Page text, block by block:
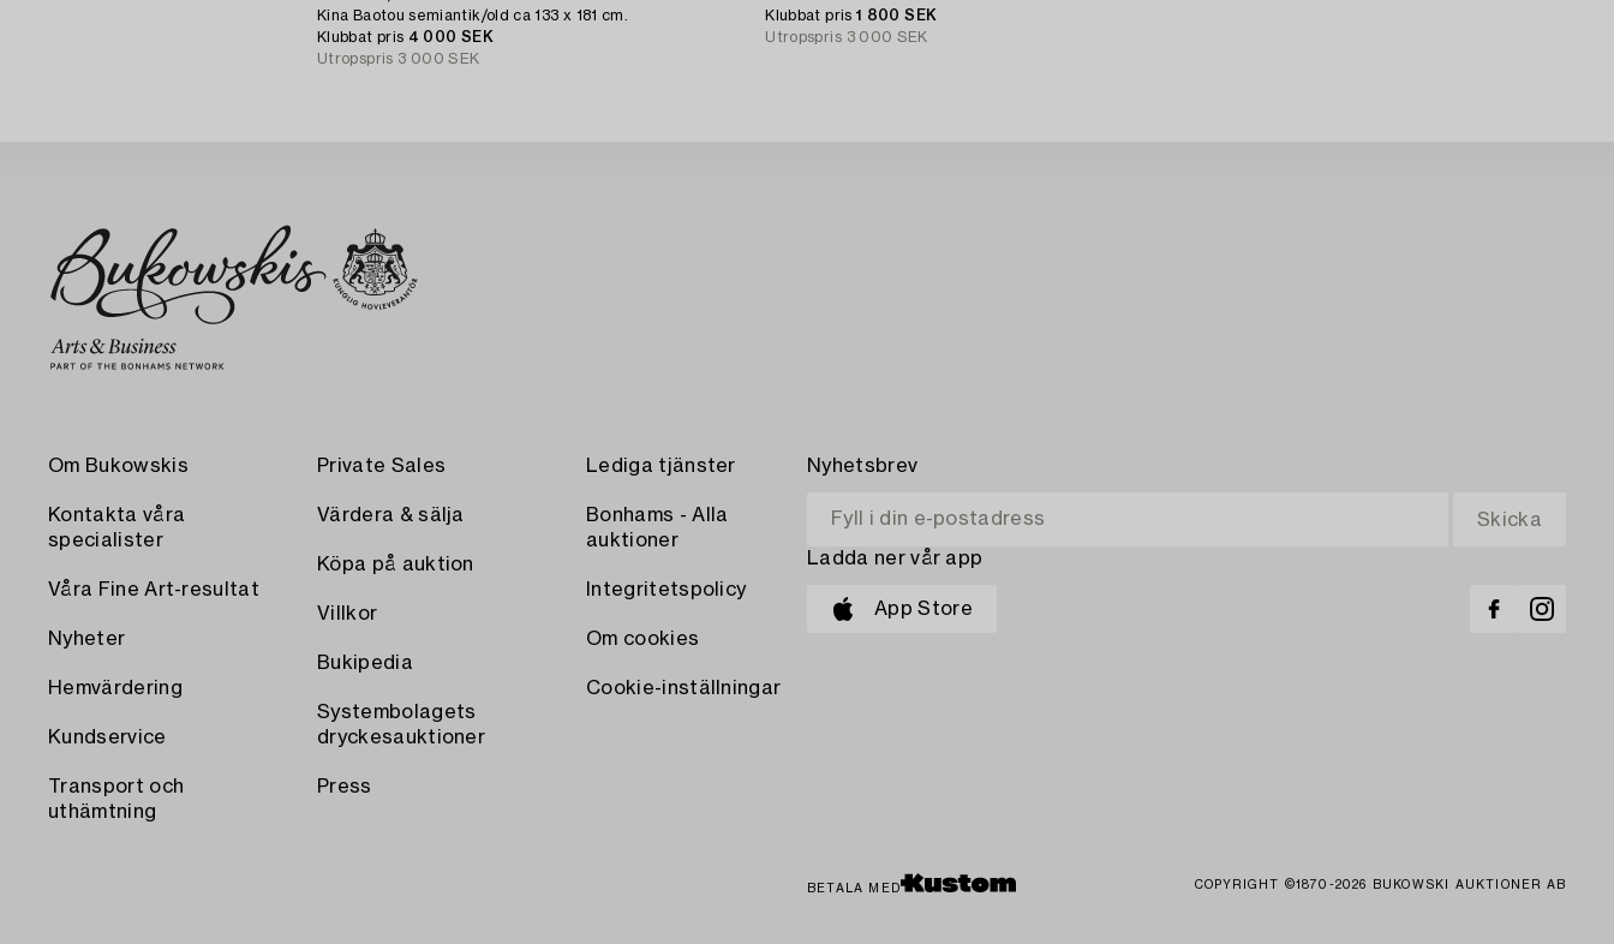
Kina Baotou semiantik/old ca 133 x 181 cm.
Klubbat pris 4 000 SEK
Utropspris 3 000 SEK
Klubbat pris1 800 SEK
Utropspris 3 000 SEK
Om Bukowskis
Kontakta våra
specialister
Våra Fine Art-resultat
Nyheter
Hemvärdering
Kundservice
Transport och
uthämtning
Private Sales
Värdera & sälja
Köpa på auktion
Villkor
Bukipedia
Systembolagets
dryckesauktioner
Press
Lediga tjänster
Bonhams - Alla
auktioner
Integritetspolicy
Om cookies
Cookie-inställningar
Nyhetsbrev
Ladda ner vår app
App Store
BETALA MED COPYRIGHT ©1870-2026 BUKOWSKI AUKTIONER AB